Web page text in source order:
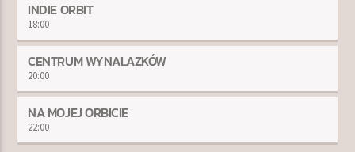
INDIE ORBIT
18:00
CENTRUM WYNALAZKÓW
20:00
NA MOJEJ ORBICIE
22:00